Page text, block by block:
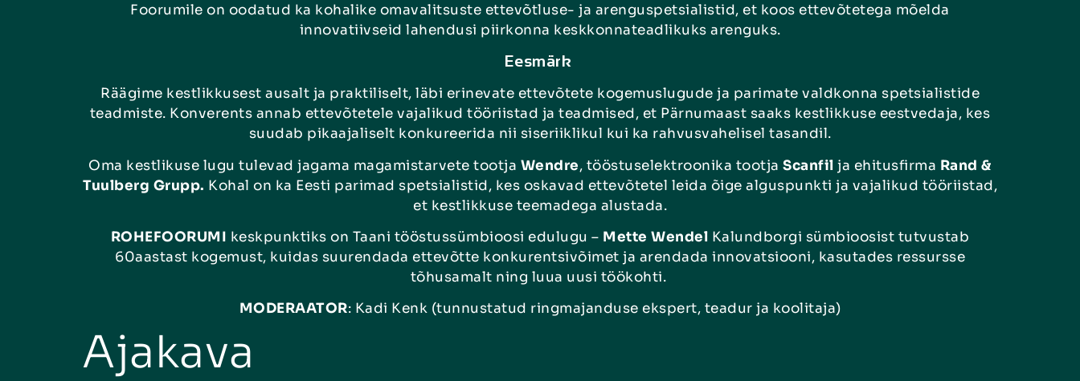
Foorumile on oodatud ka kohalike omavalitsuste ettevõtluse- ja arenguspetsialistid, et koos ettevõtetega mõelda
innovatiivseid lahendusi piirkonna keskkonnateadlikuks arenguks.
Eesmärk
Räägime kestlikkusest ausalt ja praktiliselt, läbi erinevate ettevõtete kogemuslugude ja parimate valdkonna spetsialistide
teadmiste. Konverents annab ettevõtetele vajalikud tööriistad ja teadmised, et Pärnumaast saaks kestlikkuse eestvedaja, kes
suudab pikaajaliselt konkureerida nii siseriiklikul kui ka rahvusvahelisel tasandil.
Oma kestlikuse lugu tulevad jagama magamistarvete tootja Wendre, tööstuselektroonika tootjaScanfilja ehitusfirma Rand &
Tuulberg Grupp. Kohal on ka Eesti parimad spetsialistid, kes oskavad ettevõtetel leida õige alguspunkti ja vajalikud tööriistad,
et kestlikkuse teemadega alustada.
ROHEFOORUMI keskpunktiks on Taani tööstussümbioosi edulugu – Mette Wendel Kalundborgi sümbioosist tutvustab
60aastast kogemust, kuidas suurendada ettevõtte konkurentsivõimet ja arendada innovatsiooni, kasutades ressursse
tõhusamalt ning luua uusi töökohti.
MODERAATOR: Kadi Kenk (tunnustatud ringmajanduse ekspert, teadur ja koolitaja)
Ajakava